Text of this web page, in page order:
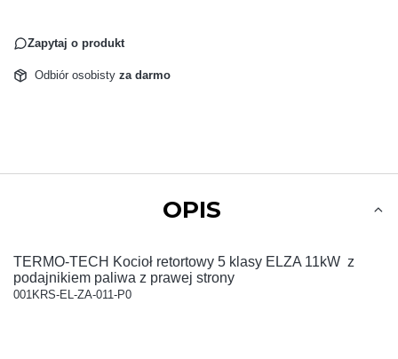
Zapytaj o produkt
Odbiór osobisty za darmo
OPIS
TERMO-TECH Kocioł retortowy 5 klasy ELZA 11kW z
podajnikiem paliwa z prawej strony
001KRS-EL-ZA-011-P0